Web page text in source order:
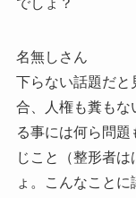
名無しさん
下らない話題だと
合、人権も糞もな
る事には何ら問題
じこと（整形者
ょ。こんなこと